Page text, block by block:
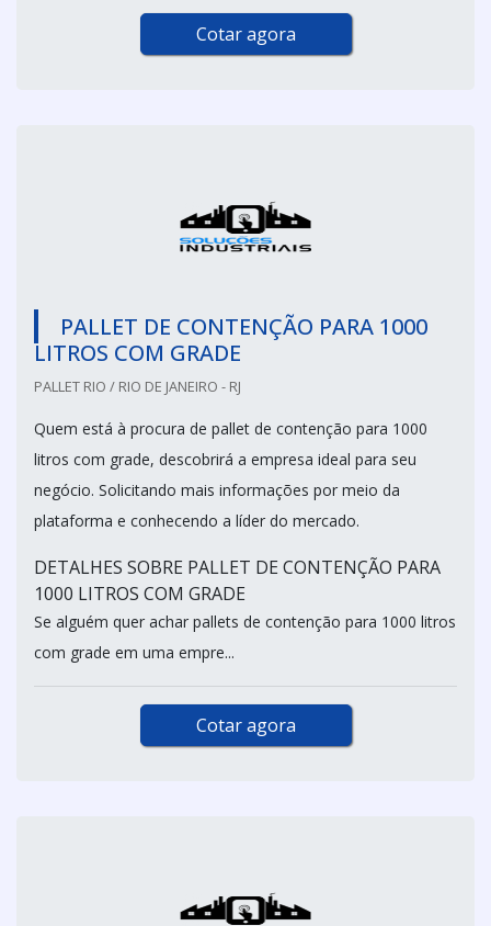
Cotar agora
PALLET DE CONTENÇÃO PARA 1000
LITROS COM GRADE
PALLET RIO / RIO DE JANEIRO - RJ
Quem está à procura de pallet de contenção para 1000
litros com grade, descobrirá a empresa ideal para seu
negócio. Solicitando mais informações por meio da
plataforma e conhecendo a líder do mercado.
DETALHES SOBRE PALLET DE CONTENÇÃO PARA
1000 LITROS COM GRADE
Se alguém quer achar pallets de contenção para 1000 litros
com grade em uma empre...
Cotar agora